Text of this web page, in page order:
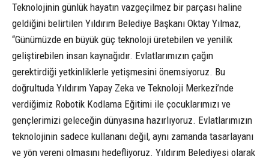
Teknolojinin günlük hayatın vazgeçilmez bir parçası haline
geldiğini belirtilen Yıldırım Belediye Başkanı Oktay Yılmaz,
“Günümüzde en büyük güç teknoloji üretebilen ve yenilik
geliştirebilen insan kaynağıdır. Evlatlarımızın çağın
gerektirdiği yetkinliklerle yetişmesini önemsiyoruz. Bu
doğrultuda Yıldırım Yapay Zeka ve Teknoloji Merkezi’nde
verdiğimiz Robotik Kodlama Eğitimi ile çocuklarımızı ve
gençlerimizi geleceğin dünyasına hazırlıyoruz. Evlatlarımızın
teknolojinin sadece kullananı değil, aynı zamanda tasarlayanı
ve yön vereni olmasını hedefliyoruz. Yıldırım Belediyesi olarak